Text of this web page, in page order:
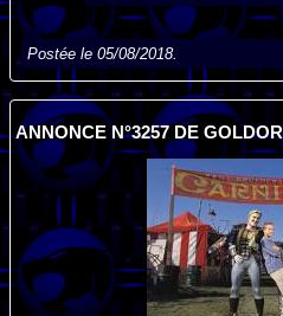
Postée le 05/08/2018.
ANNONCE N°3257 DE